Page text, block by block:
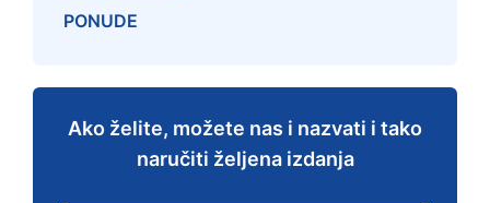
PONUDE
Ako želite, možete nas i nazvati i tako
naručiti željena izdanja